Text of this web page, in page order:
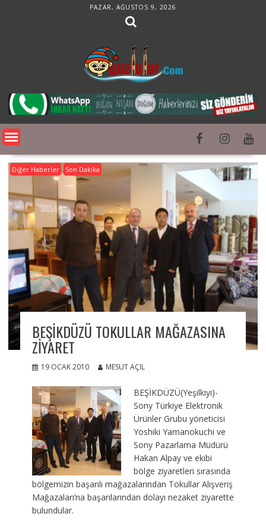
PAZAR, AĞUSTOS 9, 2026
Diğer Haberler Son Dakika
BEŞIKDÜZÜ TOKULLAR MAĞAZASINA
ZIYARET
19 OCAK 2010 MESUT AÇIL
BEŞİKDÜZÜ(Yeşilkıyı)-
Sony Türkiye Elektronik
Ürünler Grubu yöneticisi
Yoshiki Yamanokuchi ve
Sony Pazarlama Müdürü
Hakan Alpay ve ekibi
bölge ziyaretleri sırasında
bölgemizin başarılı mağazalarından Tokullar Alışveriş
Mağazaları’na başarılarından dolayı nezaket ziyarette
bulundular.